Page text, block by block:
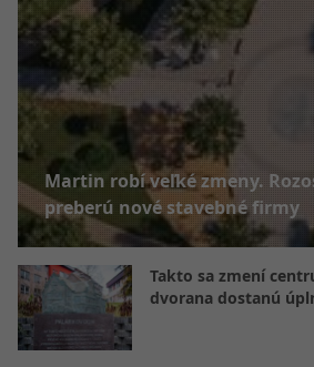
Martin robí veľké zmeny.
preberú nové stavebné firmy
Takto sa zmení
dvorana dostanú